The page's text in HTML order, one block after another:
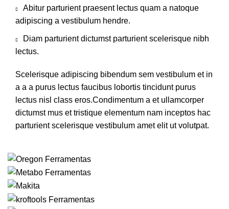
Abitur parturient praesent lectus quam a natoque
adipiscing a vestibulum hendre.
Diam parturient dictumst parturient scelerisque nibh
lectus.
Scelerisque adipiscing bibendum sem vestibulum et in
a a a purus lectus faucibus lobortis tincidunt purus
lectus nisl class eros.Condimentum a et ullamcorper
dictumst mus et tristique elementum nam inceptos hac
parturient scelerisque vestibulum amet elit ut volutpat.